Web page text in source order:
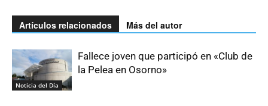
Artículos relacionados Más del autor
Noticia del Día
Fallece joven que participó en «Club de
la Pelea en Osorno»